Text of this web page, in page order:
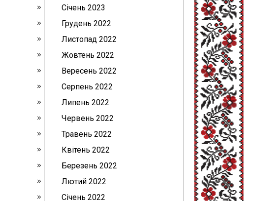
Січень 2023
Грудень 2022
Листопад 2022
Жовтень 2022
Вересень 2022
Серпень 2022
Липень 2022
Червень 2022
Травень 2022
Квітень 2022
Березень 2022
Лютий 2022
Січень 2022